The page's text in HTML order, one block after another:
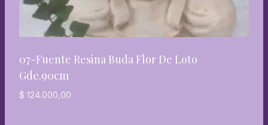
07-Fuente Resina Buda Flor De Loto
Gde.90cm
$ 124.000,00